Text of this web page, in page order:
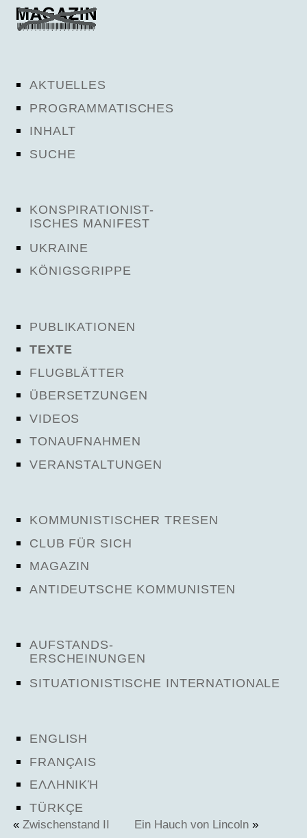
AKTUELLES
PROGRAMMATISCHES
INHALT
SUCHE
KONSPIRATIONIST-
ISCHES MANIFEST
UKRAINE
KÖNIGSGRIPPE
PUBLIKATIONEN
TEXTE
FLUGBLÄTTER
ÜBERSETZUNGEN
VIDEOS
TONAUFNAHMEN
VERANSTALTUNGEN
KOMMUNISTISCHER TRESEN
CLUB FÜR SICH
MAGAZIN
ANTIDEUTSCHE KOMMUNISTEN
AUFSTANDS-
ERSCHEINUNGEN
SITUATIONISTISCHE INTERNATIONALE
ENGLISH
FRANÇAIS
ΕΛΛΗΝΙΚΉ
TÜRKÇE
« Zwischenstand II Ein Hauch von Lincoln »